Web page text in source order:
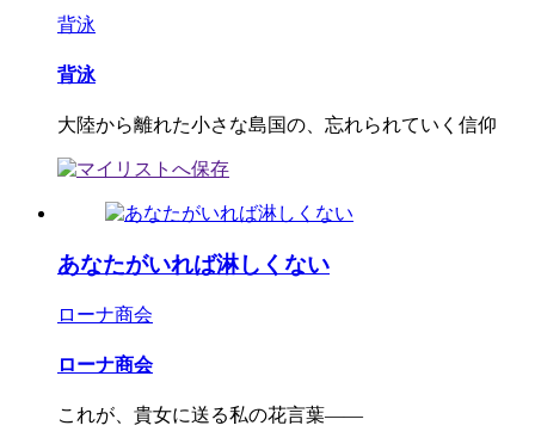
背泳
背泳
大陸から離れた小さな島国の、忘れられていく信仰
あなたがいれば淋しくない
ローナ商会
ローナ商会
これが、貴女に送る私の花言葉――